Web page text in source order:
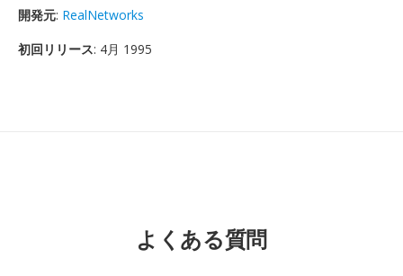
開発元: RealNetworks
初回リリース: 4月 1995
よくある質問